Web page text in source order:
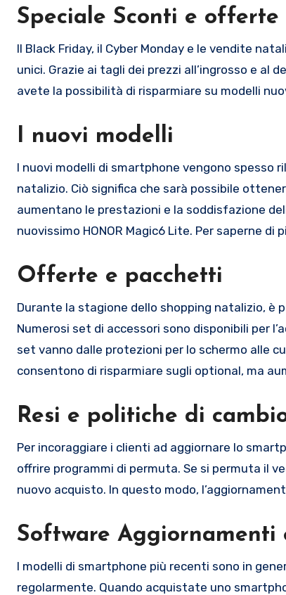
Speciale Sconti e offerte
Il Black Friday, il Cyber Monday e le vendite
unici. Grazie ai tagli dei prezzi all’ingrosso e al
avete la possibilità di risparmiare su modelli
I nuovi modelli
I nuovi modelli di smartphone vengono spesso
natalizio. Ciò significa che sarà possibile
aumentano le prestazioni e la soddisfazione
nuovissimo HONOR Magic6 Lite. Per saperne di
Offerte e pacchetti
Durante la stagione dello shopping natalizio, è
Numerosi set di accessori sono disponibili per
set vanno dalle protezioni per lo schermo alle
consentono di risparmiare sugli optional, ma
Resi e politiche di
Per incoraggiare i clienti ad aggiornare lo
offrire programmi di permuta. Se si permuta il
nuovo acquisto. In questo modo,
Software Aggiornamenti
I modelli di smartphone più recenti sono in
regolarmente. Quando acquistate uno